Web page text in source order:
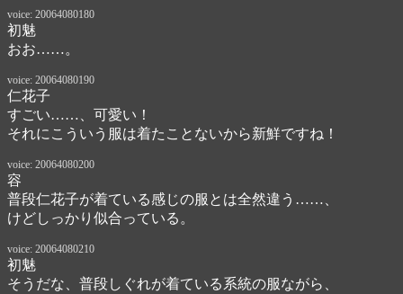
voice: 20064080180
初魅
おお……。
voice: 20064080190
仁花子
すごい……、可愛い！
それにこういう服は着たことないから新鮮ですね！
voice: 20064080200
容
普段仁花子が着ている感じの服とは全然違う……、
けどしっかり似合っている。
voice: 20064080210
初魅
そうだな、普段しぐれが着ている系統の服ながら、